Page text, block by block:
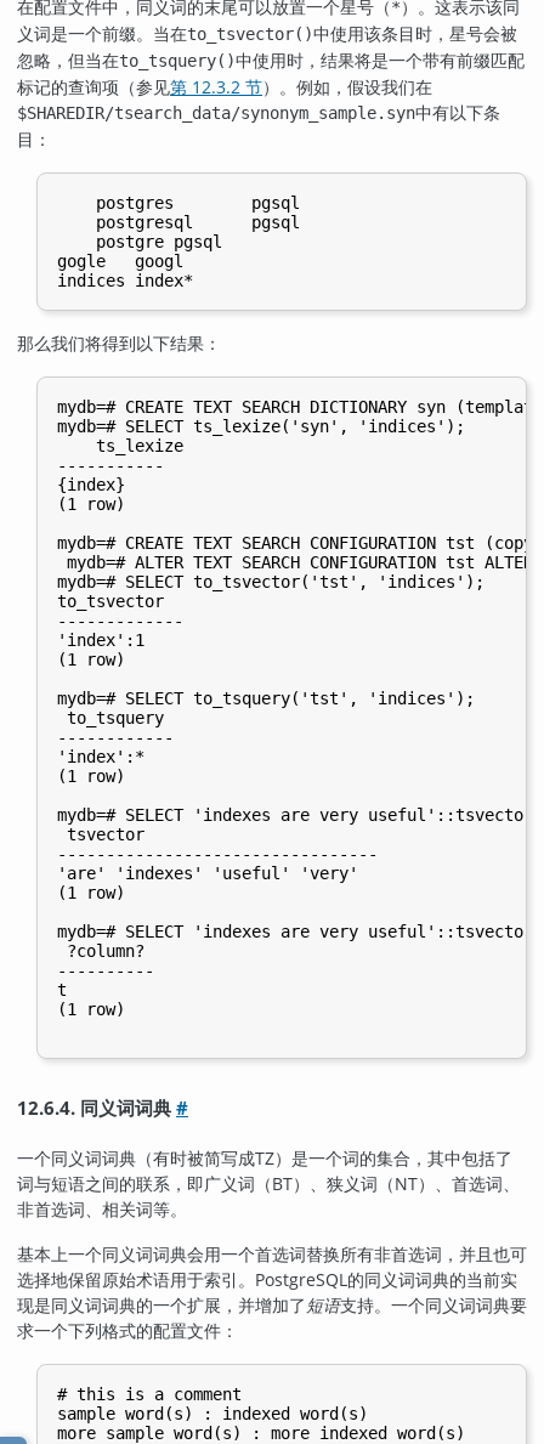
在配置文件中，同义词的末尾可以放置一个星号（*）。这表示该同
义词是一个前缀。当在to_tsvector()中使用该条目时，星号会被
忽略，但当在to_tsquery()中使用时，结果将是一个带有前缀匹配
标记的查询项（参见第 12.3.2 节）。例如，假设我们在
$SHAREDIR/tsearch_data/synonym_sample.syn中有以下条
目：
    postgres        pgsql
    postgresql      pgsql
    postgre pgsql
gogle   googl
那么我们将得到以下结果：
mydb=# CREATE TEXT SEARCH DICTIONARY syn
mydb=# SELECT ts_lexize('syn', 'indices');
    ts_lexize
-----------
{index}
(1 row)
mydb=# CREATE TEXT SEARCH CONFIGURATION tst
mydb=# ALTER TEXT SEARCH CONFIGURATION tst
mydb=# SELECT to_tsvector('tst', 'indices');
to_tsvector
-------------
'index':1
(1 row)
mydb=# SELECT to_tsquery('tst', 'indices');
to_tsquery
------------
'index':*
(1 row)
mydb=# SELECT 'indexes are very useful'::tsvector;
tsvector
---------------------------------
'are' 'indexes' 'useful' 'very'
(1 row)
mydb=# SELECT 'indexes are very
?column?
----------
t
(1 row)
12.6.4. 同义词词典#
一个同义词词典（有时被简写成TZ）是一个词的集合，其中包括了
词与短语之间的联系，即广义词（BT）、狭义词（NT）、首选词、
非首选词、相关词等。
基本上一个同义词词典会用一个首选词替换所有非首选词，并且也可
选择地保留原始术语用于索引。 PostgreSQL的同义词词典的当前实
现是同义词词典的一个扩展，并增加了 短语支持。一个同义词词典要
求一个下列格式的配置文件：
# this is a comment
sample word(s) : indexed word(s)
more sample word(s) : more indexed word(s)